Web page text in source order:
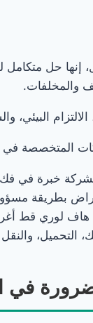
حل متكامل
والمخلفات.
المتخصصة في
خبرة في فك
بطريقة
هاف لوري قط
والنقل
في